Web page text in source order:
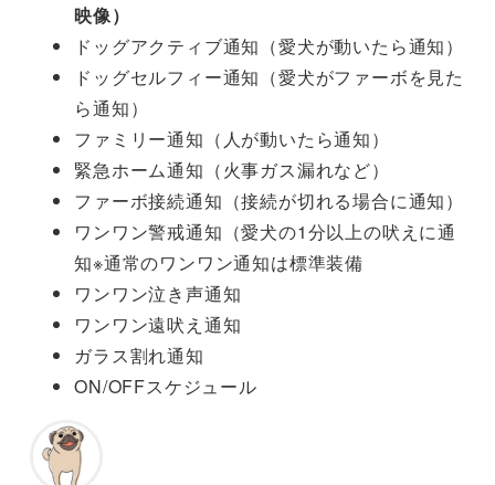
映像）
ドッグアクティブ通知（愛犬が動いたら通知）
ドッグセルフィー通知（愛犬がファーボを見た
ら通知）
ファミリー通知（人が動いたら通知）
緊急ホーム通知（火事ガス漏れなど）
ファーボ接続通知（接続が切れる場合に通知）
ワンワン警戒通知（愛犬の1分以上の吠えに通
知※通常のワンワン通知は標準装備
ワンワン泣き声通知
ワンワン遠吠え通知
ガラス割れ通知
ON/OFFスケジュール